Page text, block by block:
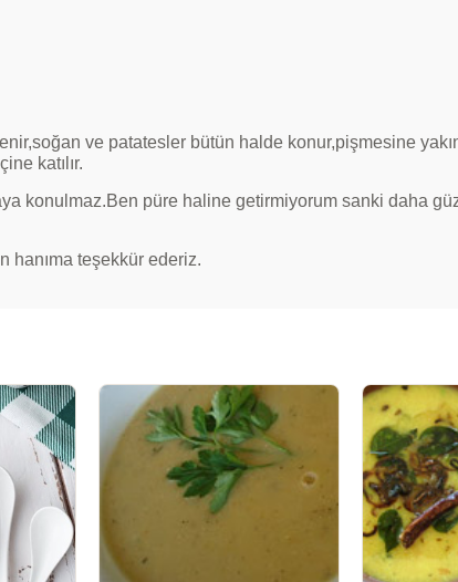
ve patatesler bütün halde konur,pişmesine
katılır.
konulmaz.Ben püre haline getirmiyorum sanki daha
hanıma teşekkür ederiz.